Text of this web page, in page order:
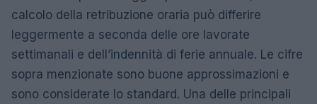
calcolo della retribuzione oraria può differire
leggermente a seconda delle ore lavorate
settimanali e dell’indennità di ferie annuale. Le cifre
sopra menzionate sono buone approssimazioni e
sono considerate lo standard. Una delle principali